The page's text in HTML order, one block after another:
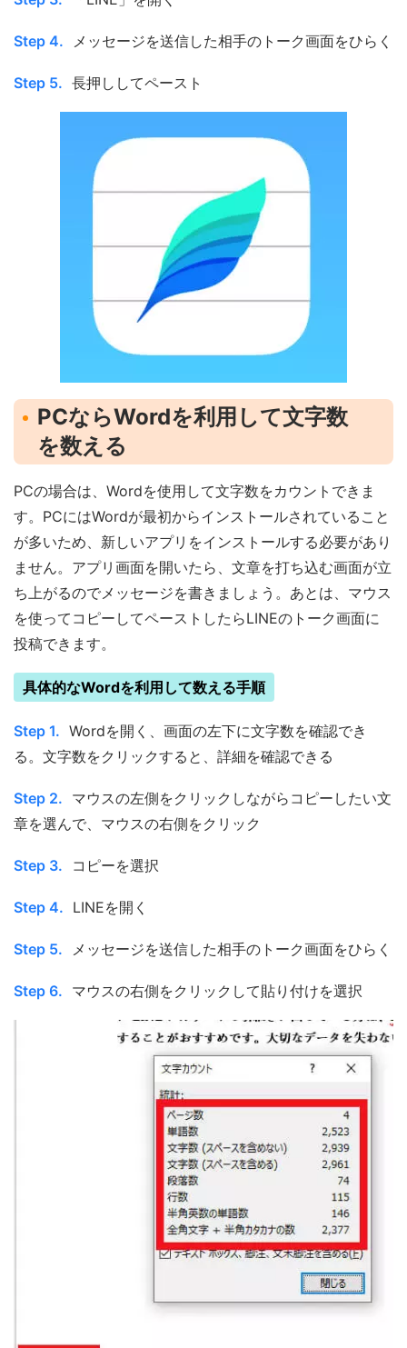
Step 4. メッセージを送信した相手のトーク画面をひらく
Step 5. 長押ししてペースト
PCならWordを利用して文字数
を数える
PCの場合は、Wordを使用して文字数をカウントできま
す。PCにはWordが最初からインストールされていること
が多いため、新しいアプリをインストールする必要があり
ません。アプリ画面を開いたら、文章を打ち込む画面が立
ち上がるのでメッセージを書きましょう。あとは、マウス
を使ってコピーしてペーストしたらLINEのトーク画面に
投稿できます。
具体的なWordを利用して数える手順
Step 1. Wordを開く、画面の左下に文字数を確認でき
る。文字数をクリックすると、詳細を確認できる
Step 2. マウスの左側をクリックしながらコピーしたい文
章を選んで、マウスの右側をクリック
Step 3. コピーを選択
Step 4. LINEを開く
Step 5. メッセージを送信した相手のトーク画面をひらく
Step 6. マウスの右側をクリックして貼り付けを選択